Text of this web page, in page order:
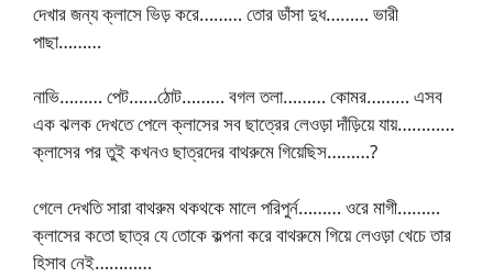
দেখার জন্য ক্লাসে ভিড় করে……… তোর ডাঁসা দুধ……… ভারী
পাছা………
নাভি……… পেট……ঠোট……… বগল তলা……… কোমর……… এসব
এক ঝলক দেখতে পেলে ক্লাসের সব ছাত্রের লেওড়া দাঁড়িয়ে যায়…………
ক্লাসের পর তুই কখনও ছাত্রদের বাথরুমে গিয়েছিস………?
গেলে দেখতি সারা বাথরুম থকথকে মালে পরিপুর্ন……… ওরে মাগী………
ক্লাসের কতো ছাত্র যে তোকে কল্পনা করে বাথরুমে গিয়ে লেওড়া খেচে তার
হিসাব নেই…………